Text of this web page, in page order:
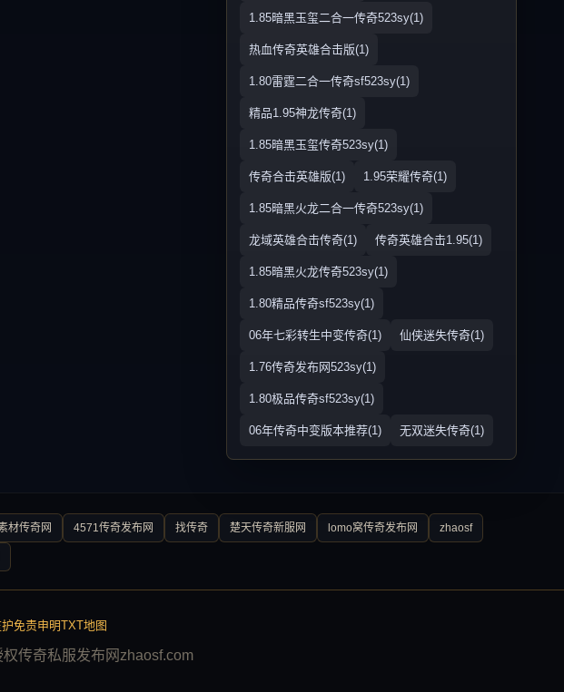
1.85暗黑玉玺二合一传奇523sy(1)
热血传奇英雄合击版(1)
1.80雷霆二合一传奇sf523sy(1)
精品1.95神龙传奇(1)
1.85暗黑玉玺传奇523sy(1)
传奇合击英雄版(1) 1.95荣耀传奇(1)
1.85暗黑火龙二合一传奇523sy(1)
龙域英雄合击传奇(1) 传奇英雄合击1.95(1)
1.85暗黑火龙传奇523sy(1)
1.80精品传奇sf523sy(1)
06年七彩转生中变传奇(1) 仙侠迷失传奇(1)
1.76传奇发布网523sy(1)
1.80极品传奇sf523sy(1)
06年传奇中变版本推荐(1) 无双迷失传奇(1)
材传奇网 4571传奇发布网 找传奇 楚天传奇新服网 lomo窝传奇发布网 zhaosf
免责申明TXT地图
传奇私服发布网zhaosf.com